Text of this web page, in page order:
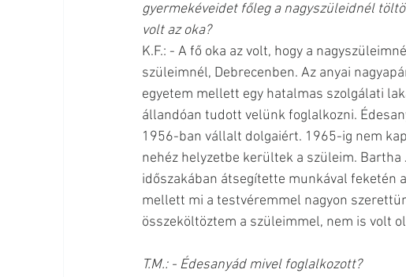
gyermekéveidet főleg a nagyszüleidnél
volt az oka?
K.F.: - A fő oka az volt, hogy a
szüleimnél, Debrecenben. Az anyai
egyetem mellett egy hatalmas szolgálati
állandóan tudott velünk foglalkozni.
1956-ban vállalt dolgaiért. 1965-ig nem
nehéz helyzetbe kerültek a szüleim.
időszakában átsegítette munkával feketén
mellett mi a testvéremmel nagyon
összeköltöztem a szüleimmel, nem is volt
T.M.: - Édesanyád mivel foglalkozott?